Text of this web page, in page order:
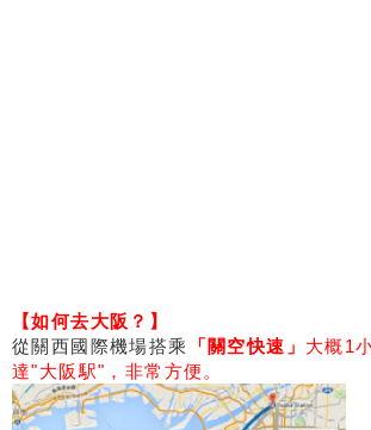
【如何去大阪？】
從關西國際機場搭乘
「關空快速」 大概1
達"大阪駅"，非常方便 。